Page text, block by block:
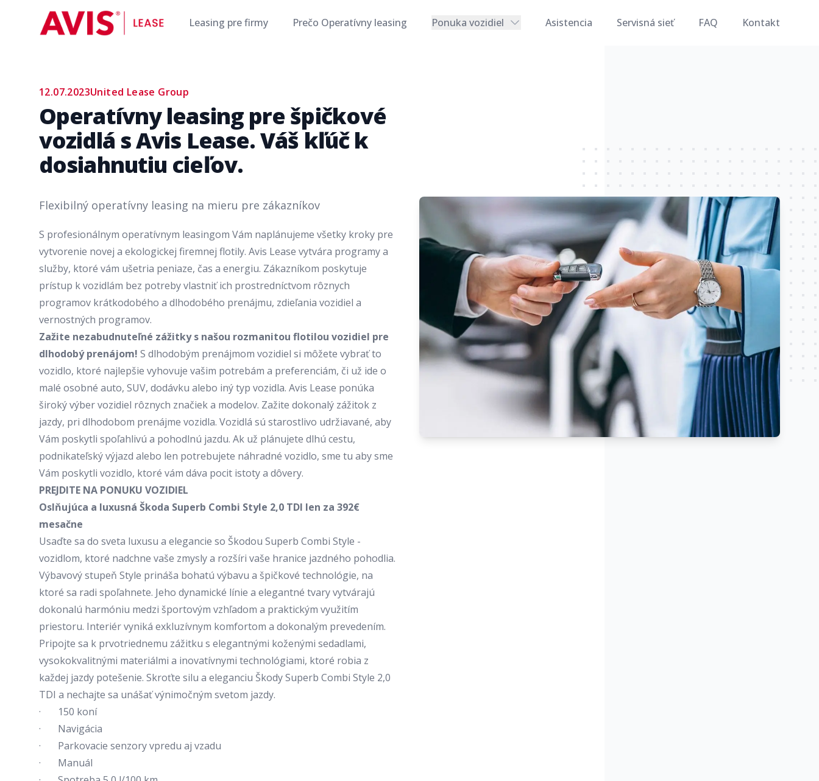
AVIS Lease Leasing pre firmy Prečo Operatívny leasing Ponuka vozidiel Asistencia Servisná sieť FAQ Kontakt
12.07.2023United Lease Group
Operatívny leasing pre špičkové
vozidlá s Avis Lease. Váš kľúč k
dosiahnutiu cieľov.
Flexibilný operatívny leasing na mieru pre zákazníkov
S profesionálnym operatívnym leasingom Vám naplánujeme všetky kroky pre
vytvorenie novej a ekologickej firemnej flotily. Avis Lease vytvára programy a
služby, ktoré vám ušetria peniaze, čas a energiu. Zákazníkom poskytuje
prístup k vozidlám bez potreby vlastniť ich prostredníctvom rôznych
programov krátkodobého a dlhodobého prenájmu, zdieľania vozidiel a
vernostných programov.
Zažite nezabudnuteľné zážitky s našou rozmanitou flotilou vozidiel pre
dlhodobý prenájom! S dlhodobým prenájmom vozidiel si môžete vybrať to
vozidlo, ktoré najlepšie vyhovuje vašim potrebám a preferenciám, či už ide o
malé osobné auto, SUV, dodávku alebo iný typ vozidla. Avis Lease ponúka
široký výber vozidiel rôznych značiek a modelov. Zažite dokonalý zážitok z
jazdy, pri dlhodobom prenájme vozidla. Vozidlá sú starostlivo udržiavané, aby
Vám poskytli spoľahlivú a pohodlnú jazdu. Ak už plánujete dlhú cestu,
podnikateľský výjazd alebo len potrebujete náhradné vozidlo, sme tu aby sme
Vám poskytli vozidlo, ktoré vám dáva pocit istoty a dôvery.
PREJDITE NA PONUKU VOZIDIEL
Oslňujúca a luxusná Škoda Superb Combi Style 2,0 TDI len za 392€
mesačne
Usaďte sa do sveta luxusu a elegancie so Škodou Superb Combi Style -
vozidlom, ktoré nadchne vaše zmysly a rozšíri vaše hranice jazdného pohodlia.
Výbavový stupeň Style prináša bohatú výbavu a špičkové technológie, na
ktoré sa radi spoľahnete. Jeho dynamické línie a elegantné tvary vytvárajú
dokonalú harmóniu medzi športovým vzhľadom a praktickým využitím
priestoru. Interiér vyniká exkluzívnym komfortom a dokonalým prevedením.
Pripojte sa k prvotriednemu zážitku s elegantnými koženými sedadlami,
vysokokvalitnými materiálmi a inovatívnymi technológiami, ktoré robia z
každej jazdy potešenie. Skroťte silu a eleganciu Škody Superb Combi Style 2,0
TDI a nechajte sa unášať výnimočným svetom jazdy.
· 150 koní
· Navigácia
· Parkovacie senzory vpredu aj vzadu
· Manuál